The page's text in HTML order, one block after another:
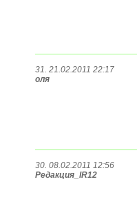
31. 21.02.2011 22:17
оля
30. 08.02.2011 12:56
Редакция_IR12